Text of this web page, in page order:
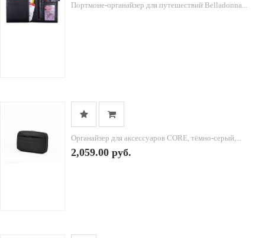
Портмоне-органайзер для путешествий Belladonna...
Органайзер для аксессуаров CORE, тёмно-серый,...
2,059.00 руб.